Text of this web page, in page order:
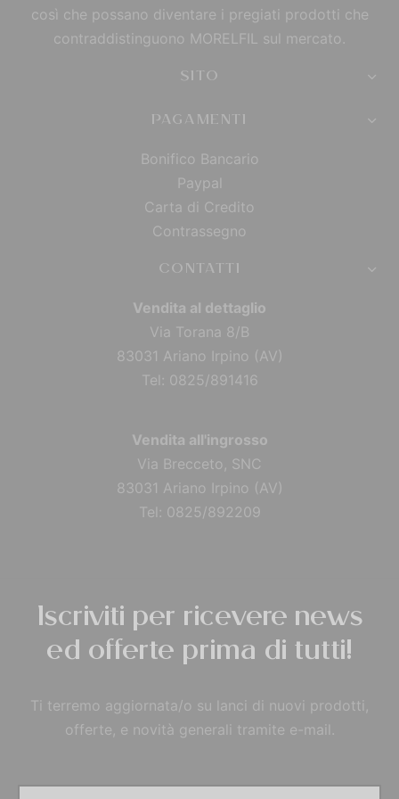
così che possano diventare i pregiati prodotti che
contraddistinguono MORELFIL sul mercato.
SITO
PAGAMENTI
Bonifico Bancario
Paypal
Carta di Credito
Contrassegno
CONTATTI
Vendita al dettaglio
Via Torana 8/B
83031 Ariano Irpino (AV)
Tel: 0825/891416
Vendita all'ingrosso
Via Brecceto, SNC
83031 Ariano Irpino (AV)
Tel: 0825/892209
Iscriviti per ricevere news
ed offerte prima di tutti!
Ti terremo aggiornata/o su lanci di nuovi prodotti,
offerte, e novità generali tramite e-mail.